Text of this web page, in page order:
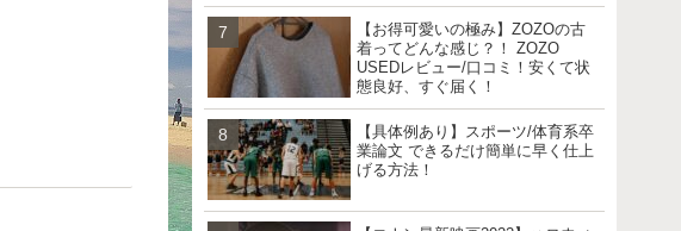
【お得可愛いの極み】ZOZOの古
着ってどんな感じ？！ ZOZO
USEDレビュー/口コミ！安くて状
態良好、すぐ届く！
【具体例あり】スポーツ/体育系卒
業論文 できるだけ簡単に早く仕上
げる方法！